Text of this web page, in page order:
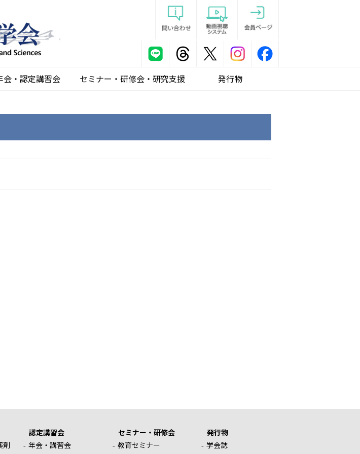
会・認定講習会 セミナー・研修会・研究支援 発行物
剤
認定講習会
年会・講習会
セミナー・研修会
教育セミナー
発行物
学会誌